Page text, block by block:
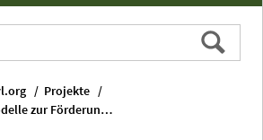
Suchen
Projekte
KoMBi - Kollektive Modelle zur Förderung der Biodiversität